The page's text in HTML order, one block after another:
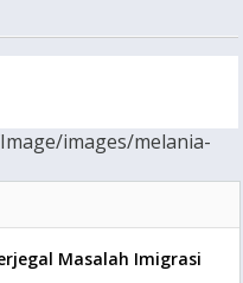
images/melania-
Masalah Imigrasi